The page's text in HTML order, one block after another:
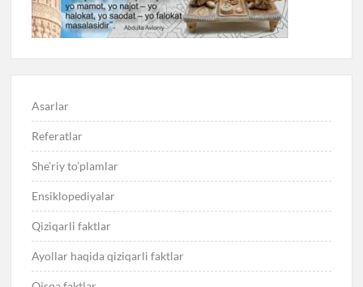
Asarlar
Referatlar
She’riy to’plamlar
Ensiklopediyalar
Qiziqarli faktlar
Ayollar haqida qiziqarli faktlar